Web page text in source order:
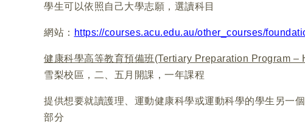
學生可以依照自己大學志願，選讀科目
網站： https://courses.acu.edu.au/other_courses/
健康科學高等教育預備班(Tertiary Preparation Program –
雪梨校區，二、五月開課，一年課程
提供想要就讀護理、運動健康科學或運動科學的學生另一
部分